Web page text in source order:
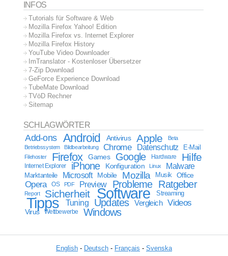
INFOS
Tutorials für Software & Web
Mozilla Firefox Yahoo! Edition
Mozilla Firefox vs. Internet Explorer
Mozilla Firefox History
YouTube Video Downloader
ImTranslator - Kostenloser Übersetzer
7-Zip Download
GeForce Experience Download
TubeMate Download
TVöD Rechner
Sitemap
SCHLAGWÖRTER
Add-ons Android Antivirus Apple
Beta
Betriebssystem
Bildbearbeitung Chrome Datenschutz E-Mail
Filehoster Firefox Games Google Hardware Hilfe
Internet Explorer iPhone Konfiguration Linux Malware
Marktanteile Microsoft Mobile Mozilla Musik Office
Opera OS PDF Preview Probleme Ratgeber
Report Sicherheit Software Streaming
Tipps Tuning Updates Vergleich Videos
Virus Wettbewerbe Windows
English - Deutsch - Français - Svenska